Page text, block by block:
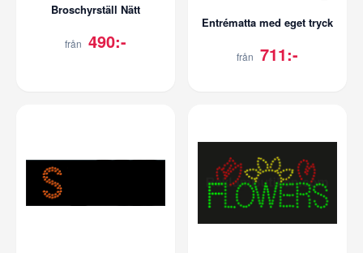
Broschyrställ Nätt
från 490:-
Entrématta med eget tryck
från 711:-